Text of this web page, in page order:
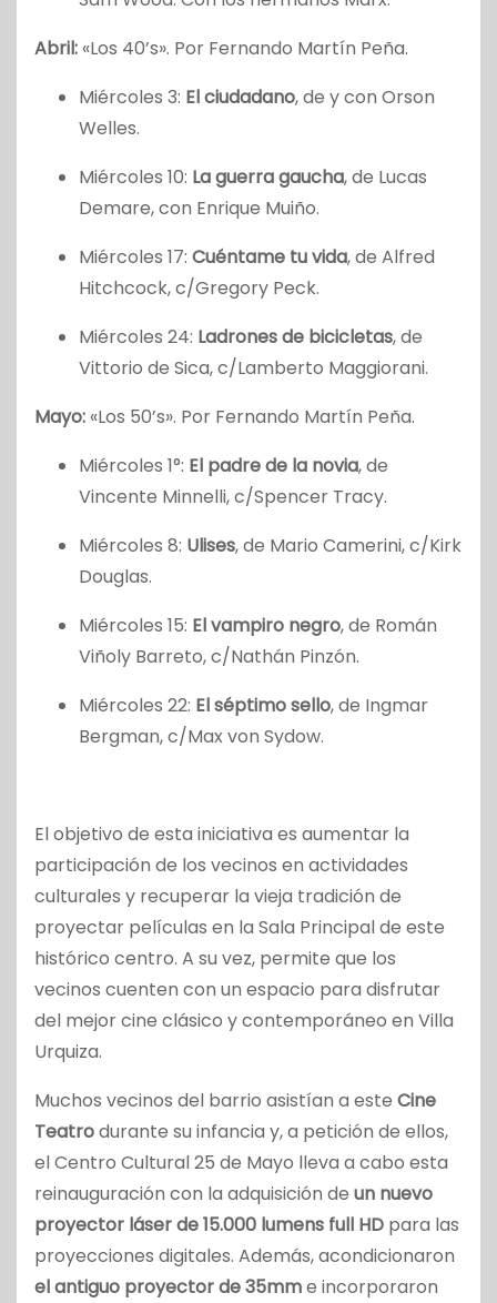
Abril: «Los 40’s». Por Fernando Martín Peña.
Miércoles 3: El ciudadano, de y con Orson
Welles.
Miércoles 10: La guerra gaucha, de Lucas
Demare, con Enrique Muiño.
Miércoles 17: Cuéntame tu vida, de Alfred
Hitchcock, c/Gregory Peck.
Miércoles 24: Ladrones de bicicletas, de
Vittorio de Sica, c/Lamberto Maggiorani.
Mayo: «Los 50’s». Por Fernando Martín Peña.
Miércoles 1°: El padre de la novia, de
Vincente Minnelli, c/Spencer Tracy.
Miércoles 8: Ulises, de Mario Camerini, c/Kirk
Douglas.
Miércoles 15: El vampiro negro, de Román
Viñoly Barreto, c/Nathán Pinzón.
Miércoles 22: El séptimo sello, de Ingmar
Bergman, c/Max von Sydow.
El objetivo de esta iniciativa es aumentar la
participación de los vecinos en actividades
culturales y recuperar la vieja tradición de
proyectar películas en la Sala Principal de este
histórico centro. A su vez, permite que los
vecinos cuenten con un espacio para disfrutar
del mejor cine clásico y contemporáneo en Villa
Urquiza.
Muchos vecinos del barrio asistían a este Cine
Teatrodurante su infancia y, a petición de ellos,
el Centro Cultural 25 de Mayo lleva a cabo esta
reinauguración con la adquisición de un nuevo
proyector láser de 15.000 lumens full HD para las
proyecciones digitales. Además, acondicionaron
el antiguo proyector de 35mme incorporaron